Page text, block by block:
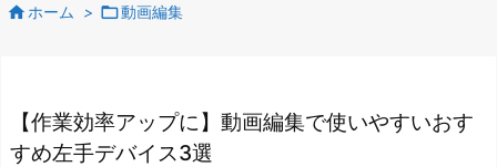
 ホーム > 動画編集
【作業効率アップに】動画編集で使いやすいおす
すめ左手デバイス3選